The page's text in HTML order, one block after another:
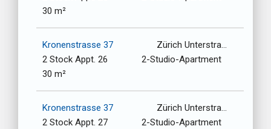
30 m²
Kronenstrasse 37
Zürich Unterstrasse-Oberstrasse / 8006
2 Stock Appt. 26
2-Studio-Apartment
30 m²
Kronenstrasse 37
Zürich Unterstrasse-Oberstrasse / 8006
2 Stock Appt. 27
2-Studio-Apartment